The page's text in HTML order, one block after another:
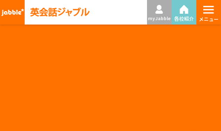
my Jabble 各校紹介 ≡
メニュー